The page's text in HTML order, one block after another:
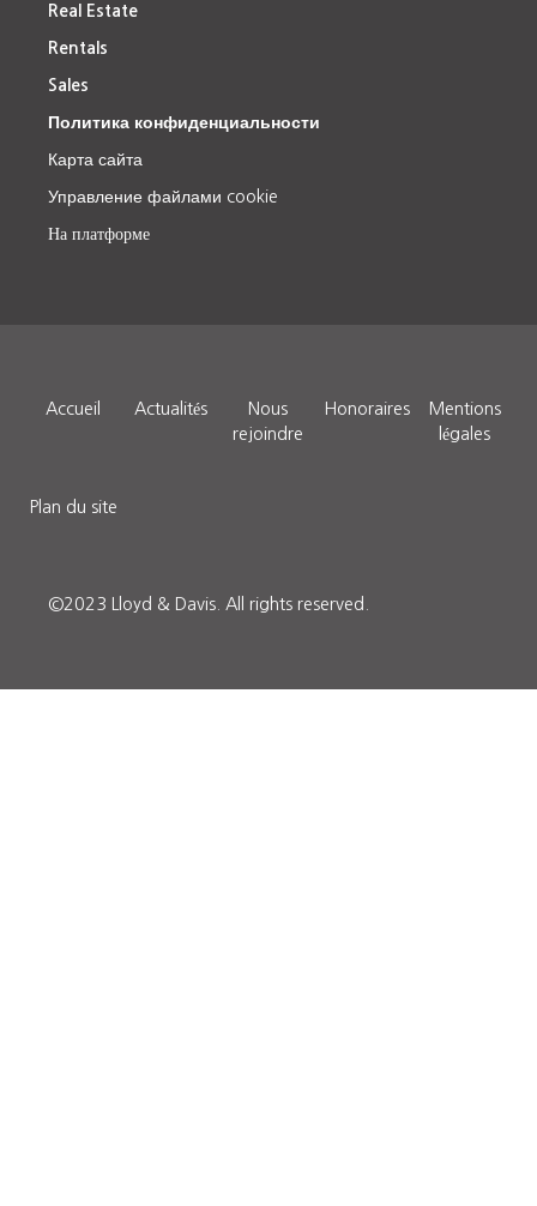
Real Estate
Rentals
Sales
Политика конфиденциальности
Карта сайта
Управление файлами cookie
На платформе
Accueil Actualités
Nous
rejoindre
Honoraires
Mentions
légales
Plan du site
©2023 Lloyd & Davis. All rights reserved.